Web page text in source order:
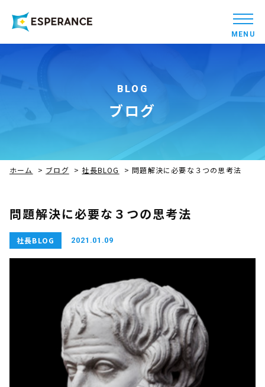
MENU
BLOG
ブログ
ホーム > ブログ > 社長BLOG > 問題解決に必要な３つの思考法
問題解決に必要な３つの思考法
社長BLOG 2021.01.09